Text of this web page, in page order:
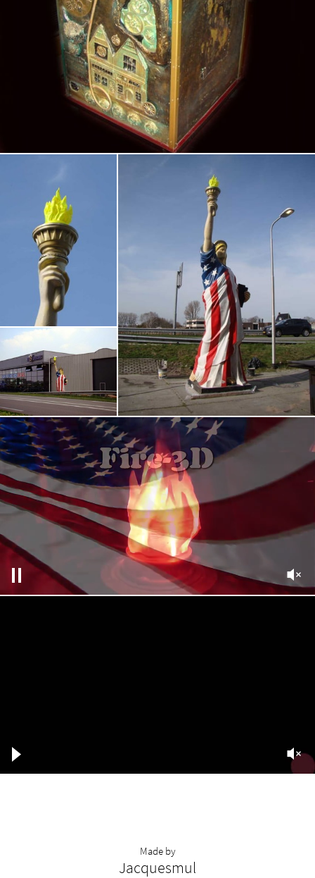
Made by
Jacquesmul